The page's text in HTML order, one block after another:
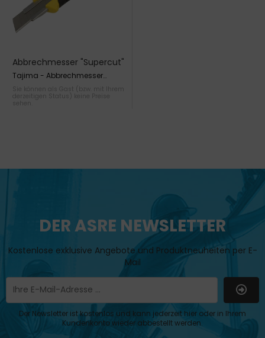
Abbrechmesser "Supercut"
18 mm
Tajima - Abbrechmesser
Sie können als Gast (bzw. mit Ihrem
derzeitigen Status) keine Preise
DER ASRE NEWSLETTER
Kostenlose exklusive Angebote und Produktneuheiten per E-
Mail
Der Newsletter ist kostenlos und kann jederzeit hier oder in Ihrem
Kundenkonto wieder abbestellt werden.